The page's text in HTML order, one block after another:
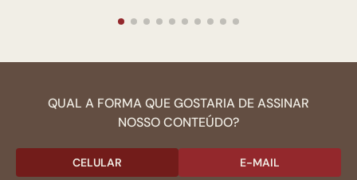
QUAL A FORMA QUE GOSTARIA DE ASSINAR
NOSSO CONTEÚDO?
CELULAR E-MAIL